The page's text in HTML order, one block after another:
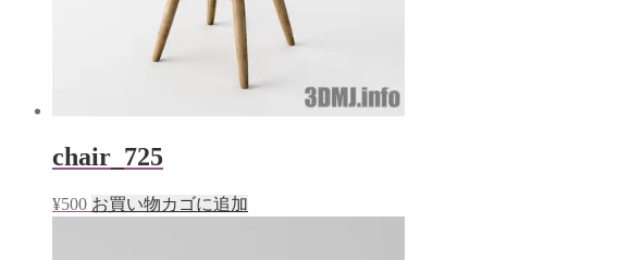
chair_725
¥500 お買い物カゴに追加